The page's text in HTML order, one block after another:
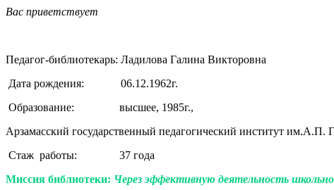
Вас приветствует
Педагог-библиотекарь: Ладилова Галина Викторовна
Дата рождения: 06.12.1962г.
Образование: высшее, 1985г.,
Арзамасский государственный педагогический институт им.А.П.
Стаж работы: 37 года
Миссия библиотеки: Через эффективную деятельность